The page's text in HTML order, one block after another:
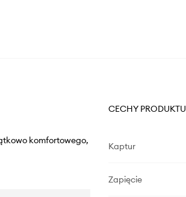
komfortowego,
CECHY PRODUKTU
Kaptur
Zapięcie